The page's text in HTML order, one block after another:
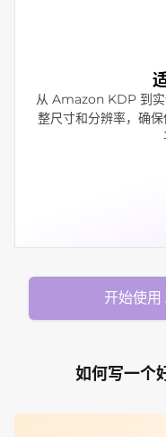
从 Amazon KDP 到实
整尺寸和分辨率，确
开始使用
如何写一个